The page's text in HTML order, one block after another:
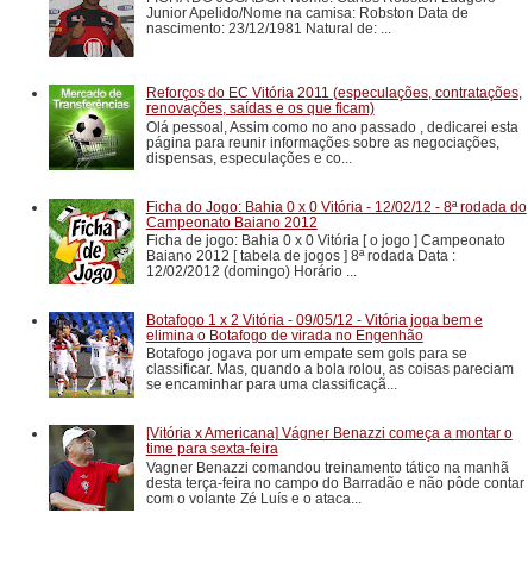
Junior Apelido/Nome na camisa: Robston Data de
nascimento: 23/12/1981 Natural de: ...
Reforços do EC Vitória 2011 (especulações, contratações,
renovações, saídas e os que ficam)
Olá pessoal, Assim como no ano passado , dedicarei esta
página para reunir informações sobre as negociações,
dispensas, especulações e co...
Ficha do Jogo: Bahia 0 x 0 Vitória - 12/02/12 - 8ª rodada do
Campeonato Baiano 2012
Ficha de jogo: Bahia 0 x 0 Vitória [ o jogo ] Campeonato
Baiano 2012 [ tabela de jogos ] 8ª rodada Data :
12/02/2012 (domingo) Horário ...
Botafogo 1 x 2 Vitória - 09/05/12 - Vitória joga bem e
elimina o Botafogo de virada no Engenhão
Botafogo jogava por um empate sem gols para se
classificar. Mas, quando a bola rolou, as coisas pareciam
se encaminhar para uma classificaçã...
[Vitória x Americana] Vágner Benazzi começa a montar o
time para sexta-feira
Vagner Benazzi comandou treinamento tático na manhã
desta terça-feira no campo do Barradão e não pôde contar
com o volante Zé Luís e o ataca...